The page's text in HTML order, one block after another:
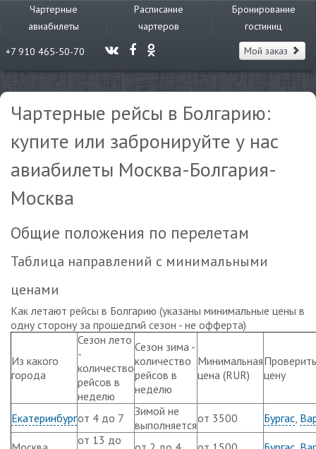
Чартерные
авиабилеты
Расписание
чартеров
Бронирование
гостиниц
+7 910 465-50-70
Мой заказ
Чартерные рейсы в Болгарию:
купите или забронируйте у нас
авиабилеты Москва-Болгария-
Москва
Общие положения по перелетам
Таблица направлений с минимальными
ценами
Как летают рейсы в Болгарию (указаны минимальные цены в
одну сторону за прошедгий сезон - не офферта)
Из какого
города
Сезон лето
-
количество
рейсов в
неделю
Сезон зима -
количество
рейсов в
неделю
Минимальная
цена (RUR)
Проверить
цену
Екатеринбургот 4 до 7
Зимой не
выполняетсяот 3500 Бургас,
от 13 до